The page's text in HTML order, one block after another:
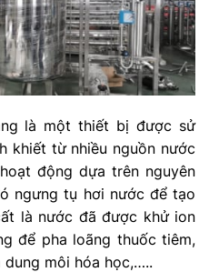
là một thiết bị được sử
khiết từ nhiều nguồn nước
động dựa trên nguyên
ngưng tụ hơi nước để tạo
là nước đã được khử ion
để pha loãng thuốc tiêm,
dung môi hóa học,…..